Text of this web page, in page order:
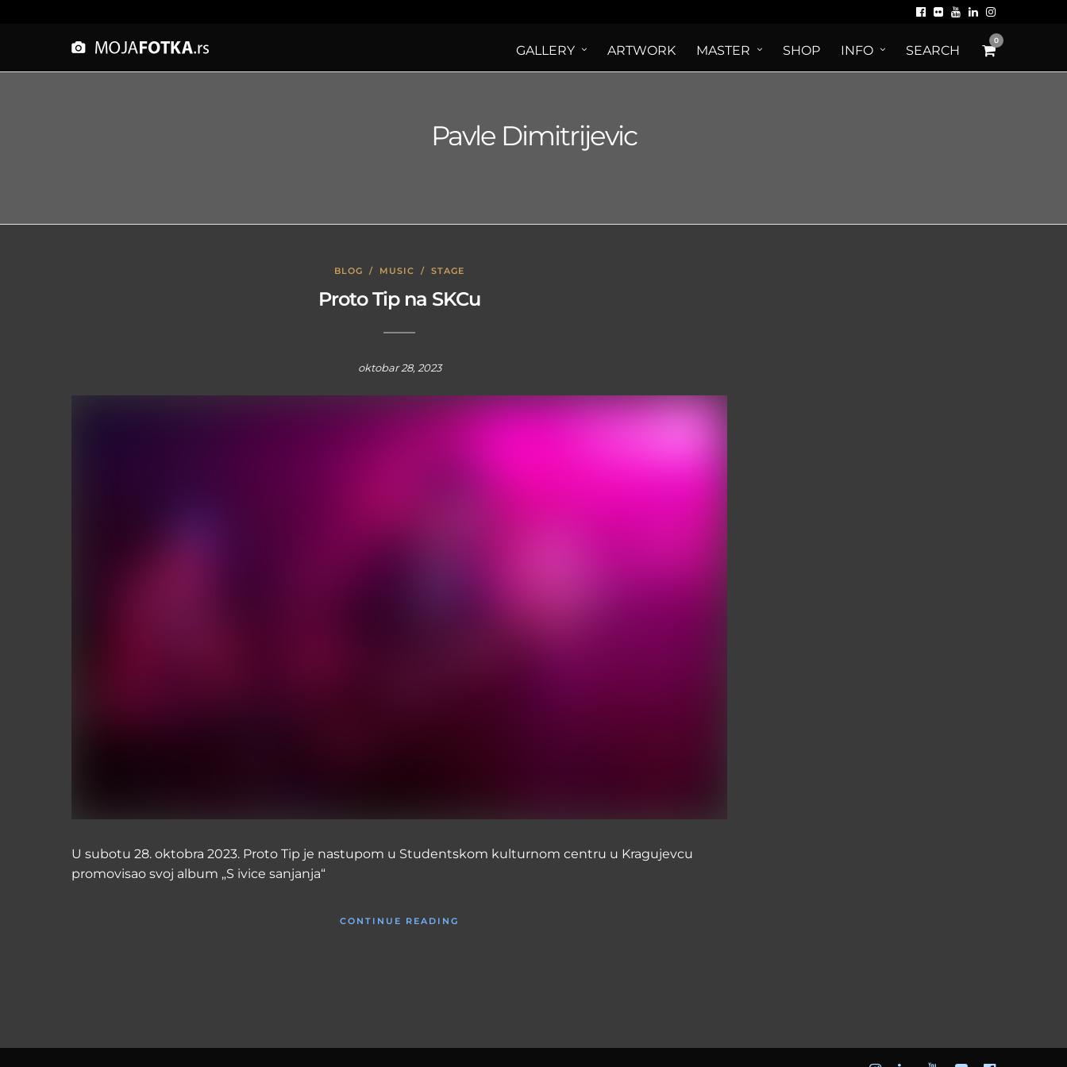
GALLERY ARTWORK MASTER SHOP INFO SEARCH
0
Pavle Dimitrijevic
BLOG / MUSIC /STAGE
Proto Tip na SKCu
oktobar 28, 2023
U subotu 28. oktobra 2023. Proto Tip je nastupom u Studentskom kulturnom centru u Kragujevcu
promovisao svoj album „S ivice sanjanja“
CONTINUE READING